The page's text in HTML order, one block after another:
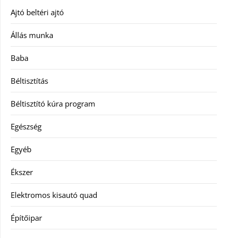
Ajtó beltéri ajtó
Állás munka
Baba
Béltisztítás
Béltisztító kúra program
Egészség
Egyéb
Ékszer
Elektromos kisautó quad
Építőipar